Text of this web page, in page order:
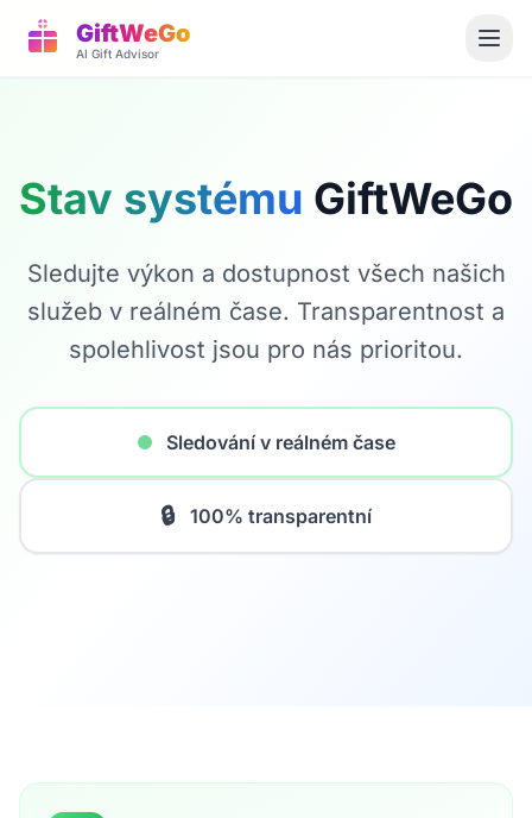
GiftWeGo
AI Gift Advisor
Stav systému GiftWeGo
Sledujte výkon a dostupnost všech našich
služeb v reálném čase. Transparentnost a
spolehlivost jsou pro nás prioritou.
Sledování v reálném čase
🔒 100% transparentní